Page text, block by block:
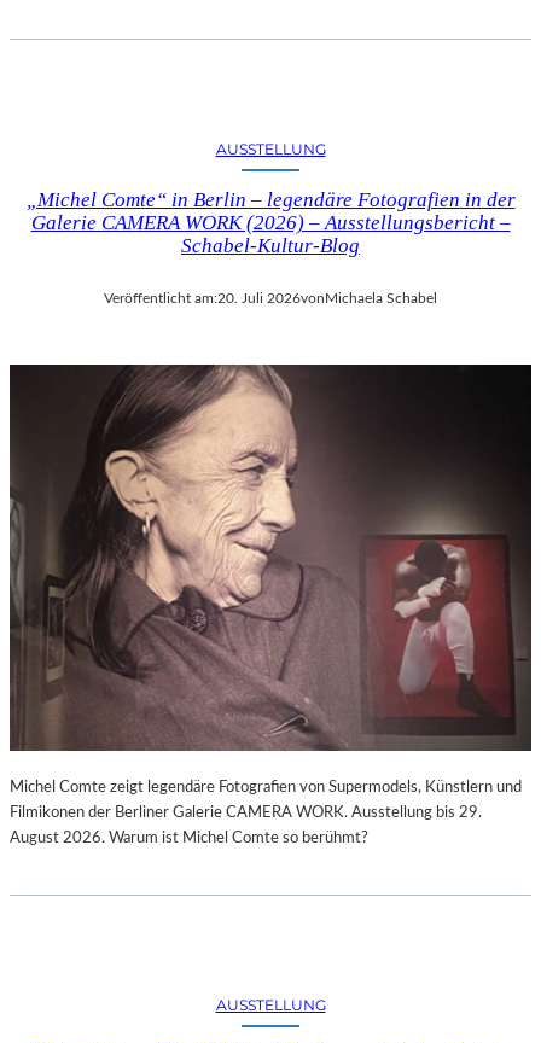
AUSSTELLUNG
„Michel Comte“ in Berlin – legendäre Fotografien in der
Galerie CAMERA WORK (2026) – Ausstellungsbericht –
Schabel-Kultur-Blog
Veröffentlicht am:20. Juli 2026von Michaela Schabel
Michel Comte zeigt legendäre Fotografien von Supermodels, Künstlern und
Filmikonen der Berliner Galerie CAMERA WORK. Ausstellung bis 29.
August 2026. Warum ist Michel Comte so berühmt?
AUSSTELLUNG